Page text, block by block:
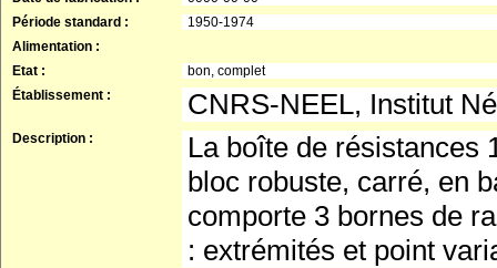
Période standard :
1950-1974
Alimentation :
Etat :
bon, complet
Établissement :
CNRS-NEEL, Institut
Description :
La boîte de résistances
bloc robuste, carré, en
comporte 3 bornes de
: extrémités et point